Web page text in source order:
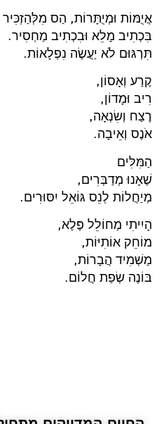
אֲיֻמּוֹת וּמְיֻתָּרוֹת, הַס מִלְּהַזְכִּיר
בִּכְתִיב מָלֵא וּבִכְתִיב מַחְסִיר.
תִּרְגּוּם לֹא יַעֲשֶׂה נִפְלָאוֹת.
קֶרַע וְאָסוֹן,
רִיב וּמָדוֹן,
רֶצַח וְשִׂנְאָה,
אֹנֶס וְאֵיבָה.
הַמִּלִּים
שֶׁאָנוּ מְדַבְּרִים,
מְיַחֲלוֹת לְנֵס גּוֹאֵל יִסּוּרִים.
הָיִיתִי מְחוֹלֵל פֶּלֶא,
מוֹחֵק אוֹתִיּוֹת,
מַשְׁמִיד הֲבָרוֹת,
בּוֹנֶה שְׂפַת חֲלוֹם.